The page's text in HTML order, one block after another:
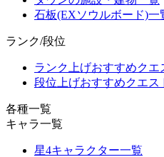
石板(EXソウルボード)一
ランク/段位
ランク上げおすすめクエ
段位上げおすすめクエス
各種一覧
キャラ一覧
星4キャラクター一覧